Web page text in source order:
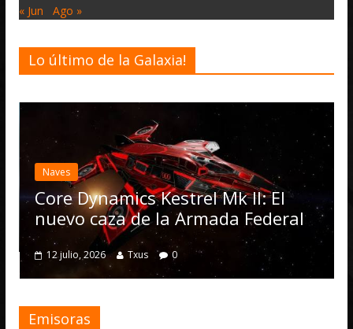
« Jun Ago »
Lo último de la Galaxia!
Dynamics Kestrel Mk II: El
caza de la Armada Federal
julio, 2026 Txus 0
Emisoras